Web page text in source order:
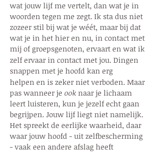
wat jouw lijf me vertelt, dan wat je in
woorden tegen me zegt. Ik sta dus niet
zozeer stil bij wat je wéét, maar bij dat
wat je in het hier en nu, in contact met
mij of groepsgenoten, ervaart en wat ik
zelf ervaar in contact met jou. Dingen
snappen met je hoofd kan erg
helpen en is zeker niet verboden. Maar
pas wanneer je ook naar je lichaam
leert luisteren, kun je jezelf echt gaan
begrijpen. Jouw lijf liegt niet namelijk.
Het spreekt de eerlijke waarheid, daar
waar jouw hoofd - uit zelfbescherming
- vaak een andere afslag heeft